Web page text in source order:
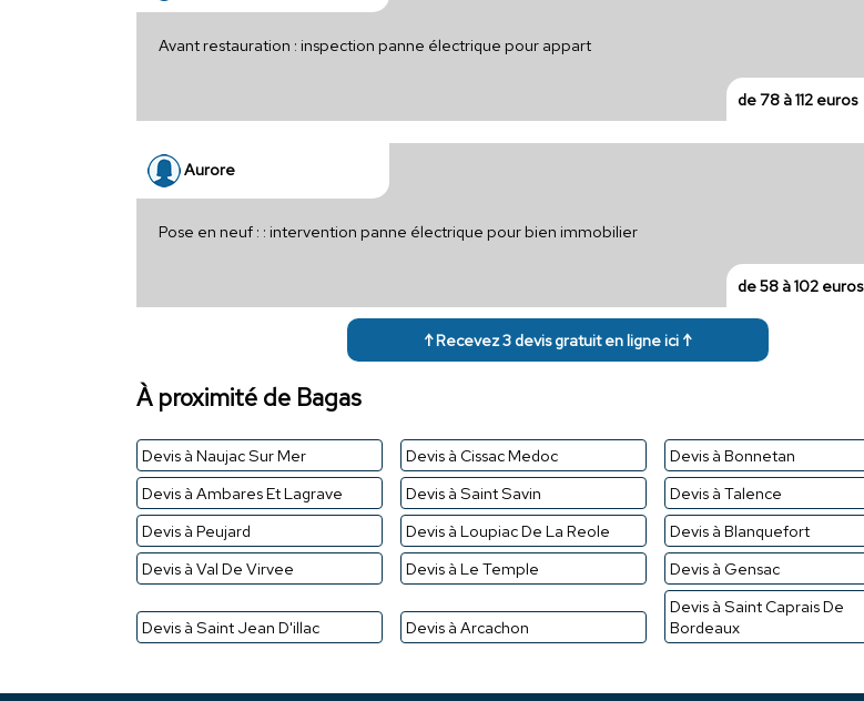
Avant restauration : inspection panne électrique pour appart
de 78 à 112 euros
Aurore
Pose en neuf : : intervention panne électrique pour bien immobilier
de 58 à 102 euros
↑ Recevez 3 devis gratuit en ligne ici ↑
À proximité de Bagas
Devis à Naujac Sur Mer Devis à Cissac Medoc
Devis à Bonnetan
Devis à Ambares Et Lagrave
Devis à Saint Savin
Devis à Talence
Devis à Peujard
Devis à Loupiac De La Reole
Devis à Blanquefort
Devis à Val De Virvee
Devis à Le Temple Devis à Gensac
Devis à Saint Jean D'illac Devis à Arcachon
Devis à Saint Caprais De
Bordeaux